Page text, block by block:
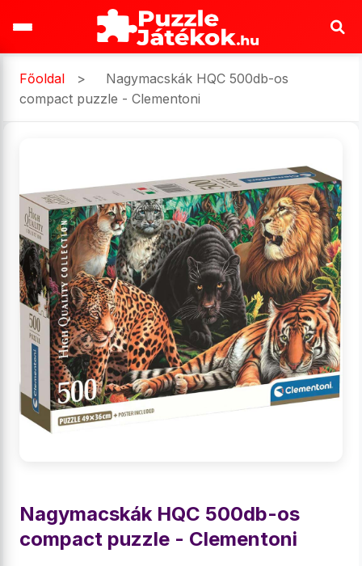
Főoldal >
Nagymacskák HQC 500db-os
compact puzzle - Clementoni
Nagymacskák HQC 500db-os
compact puzzle - Clementoni